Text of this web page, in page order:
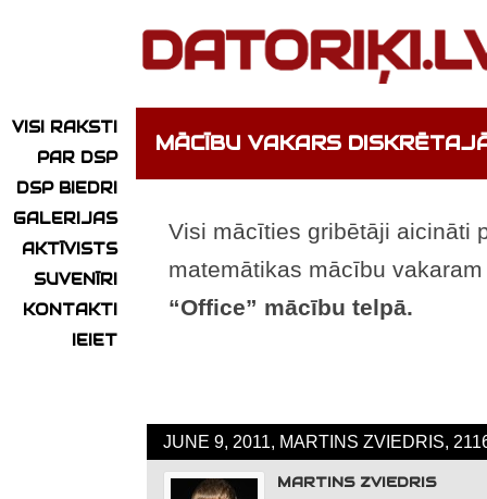
VISI RAKSTI
PAR DSP
DSP BIEDRI
GALERIJAS
AKTĪVISTS
SUVENĪRI
KONTAKTI
IEIET
MĀCĪBU VAKARS
Visi mācīties gribētāji aicināti
matemātikas mācību
“Office” mācību telpā.
JUNE 9, 2011, MARTINS ZVIEDRIS,
MARTINS ZVIEDRIS